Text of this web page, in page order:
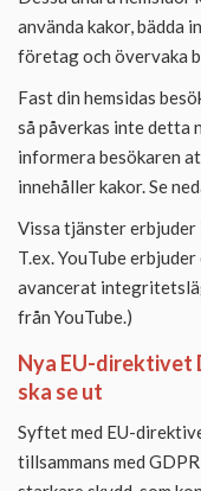
använda kakor, bädda
företag och övervaka
Fast din hemsidas
så påverkas inte detta
informera besökaren
innehåller kakor. Se
Vissa tjänster erbjuder
T.ex. YouTube
avancerat
från YouTube.)
Nya EU-direktivet
ska se ut
Syftet med EU-
tillsammans med